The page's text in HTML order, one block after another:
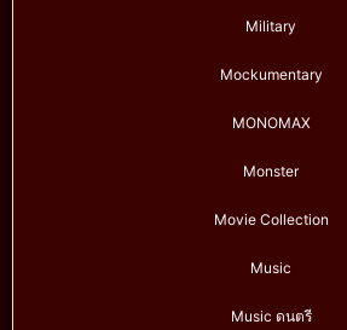
Military
Mockumentary
MONOMAX
Monster
Movie Collection
Music
Music ดนตรี